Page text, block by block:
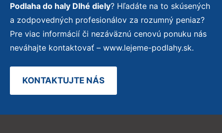
Podlaha do haly Dlhé diely? Hľadáte na to skúsených
a zodpovedných profesionálov za rozumný peniaz?
Pre viac informácií či nezáväznú cenovú ponuku nás
neváhajte kontaktovať – www.lejeme-podlahy.sk.
KONTAKTUJTE NÁS